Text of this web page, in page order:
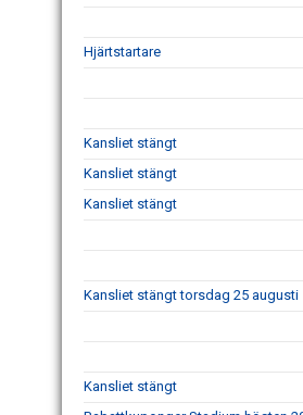
Hjärtstartare
Kansliet stängt
Kansliet stängt
Kansliet stängt
Kansliet stängt torsdag 25 augusti
Kansliet stängt